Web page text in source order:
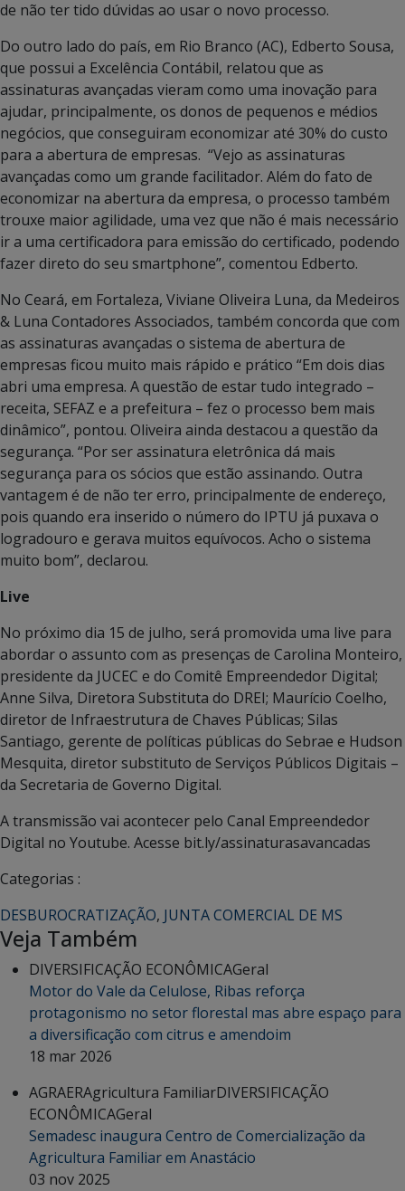
de não ter tido dúvidas ao usar o novo processo.
Do outro lado do país, em Rio Branco (AC), Edberto Sousa,
que possui a Excelência Contábil, relatou que as
assinaturas avançadas vieram como uma inovação para
ajudar, principalmente, os donos de pequenos e médios
negócios, que conseguiram economizar até 30% do custo
para a abertura de empresas. “Vejo as assinaturas
avançadas como um grande facilitador. Além do fato de
economizar na abertura da empresa, o processo também
trouxe maior agilidade, uma vez que não é mais necessário
ir a uma certificadora para emissão do certificado, podendo
fazer direto do seu smartphone”, comentou Edberto.
No Ceará, em Fortaleza, Viviane Oliveira Luna, da Medeiros
& Luna Contadores Associados, também concorda que com
as assinaturas avançadas o sistema de abertura de
empresas ficou muito mais rápido e prático “Em dois dias
abri uma empresa. A questão de estar tudo integrado –
receita, SEFAZ e a prefeitura – fez o processo bem mais
dinâmico”, pontou. Oliveira ainda destacou a questão da
segurança. “Por ser assinatura eletrônica dá mais
segurança para os sócios que estão assinando. Outra
vantagem é de não ter erro, principalmente de endereço,
pois quando era inserido o número do IPTU já puxava o
logradouro e gerava muitos equívocos. Acho o sistema
muito bom”, declarou.
Live
No próximo dia 15 de julho, será promovida uma live para
abordar o assunto com as presenças de Carolina Monteiro,
presidente da JUCEC e do Comitê Empreendedor Digital;
Anne Silva, Diretora Substituta do DREI; Maurício Coelho,
diretor de Infraestrutura de Chaves Públicas; Silas
Santiago, gerente de políticas públicas do Sebrae e Hudson
Mesquita, diretor substituto de Serviços Públicos Digitais –
da Secretaria de Governo Digital.
A transmissão vai acontecer pelo Canal Empreendedor
Digital no Youtube. Acesse bit.ly/assinaturasavancadas
Categorias :
DESBUROCRATIZAÇÃO, JUNTA COMERCIAL DE MS
Veja Também
DIVERSIFICAÇÃO ECONÔMICAGeral
Motor do Vale da Celulose, Ribas reforça
protagonismo no setor florestal mas abre espaço para
a diversificação com citrus e amendoim
18 mar 2026
AGRAERAgricultura FamiliarDIVERSIFICAÇÃO
ECONÔMICAGeral
Semadesc inaugura Centro de Comercialização da
Agricultura Familiar em Anastácio
03 nov 2025